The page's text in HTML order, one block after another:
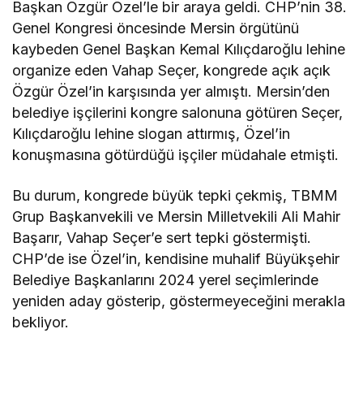
Başkan Özgür Özel’le bir araya geldi. CHP’nin 38.
Genel Kongresi öncesinde Mersin örgütünü
kaybeden Genel Başkan Kemal Kılıçdaroğlu lehine
organize eden Vahap Seçer, kongrede açık açık
Özgür Özel’in karşısında yer almıştı. Mersin’den
belediye işçilerini kongre salonuna götüren Seçer,
Kılıçdaroğlu lehine slogan attırmış, Özel’in
konuşmasına götürdüğü işçiler müdahale etmişti.
Bu durum, kongrede büyük tepki çekmiş, TBMM
Grup Başkanvekili ve Mersin Milletvekili Ali Mahir
Başarır, Vahap Seçer’e sert tepki göstermişti.
CHP’de ise Özel’in, kendisine muhalif Büyükşehir
Belediye Başkanlarını 2024 yerel seçimlerinde
yeniden aday gösterip, göstermeyeceğini merakla
bekliyor.